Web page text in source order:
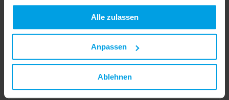
gesammelt haben.
Alle zulassen
Anpassen
Ablehnen
Endstück für Steigekanal SK-GTL 60x250, alpinweiß
Zum Produkt